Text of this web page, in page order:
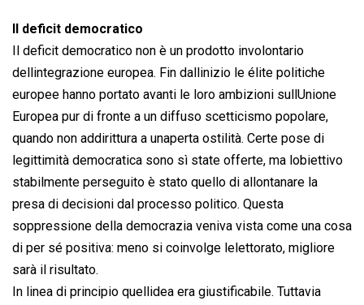
Il deficit democratico
Il deficit democratico non è un prodotto involontario
dellintegrazione europea. Fin dallinizio le élite politiche
europee hanno portato avanti le loro ambizioni sullUnione
Europea pur di fronte a un diffuso scetticismo popolare,
quando non addirittura a unaperta ostilità. Certe pose di
legittimità democratica sono sì state offerte, ma lobiettivo
stabilmente perseguito è stato quello di allontanare la
presa di decisioni dal processo politico. Questa
soppressione della democrazia veniva vista come una cosa
di per sé positiva: meno si coinvolge lelettorato, migliore
sarà il risultato.
In linea di principio quellidea era giustificabile. Tuttavia